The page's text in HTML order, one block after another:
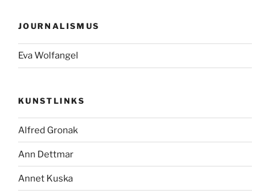
JOURNALISMUS
Eva Wolfangel
KUNSTLINKS
Alfred Gronak
Ann Dettmar
Annet Kuska